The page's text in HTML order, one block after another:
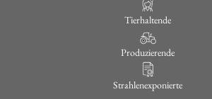
Tierhaltende
Produzierende
Strahlenexponierte